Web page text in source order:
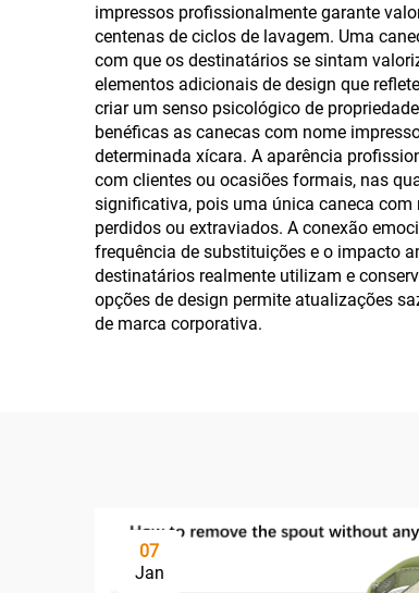
impressos profissionalmente garante
centenas de ciclos de lavagem. Uma
com que os destinatários se sintam
elementos adicionais de design que
criar um senso psicológico de
benéficas as canecas com nome
determinada xícara. A aparência
com clientes ou ocasiões formais, nas
significativa, pois uma única caneca
perdidos ou extraviados. A conexão
frequência de substituições e o impacto
destinatários realmente utilizam e
opções de design permite atualizações
de marca corporativa.
07
Jan